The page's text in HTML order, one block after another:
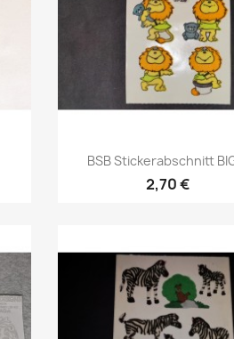
BSB Stickerabschnitt
2,70 €